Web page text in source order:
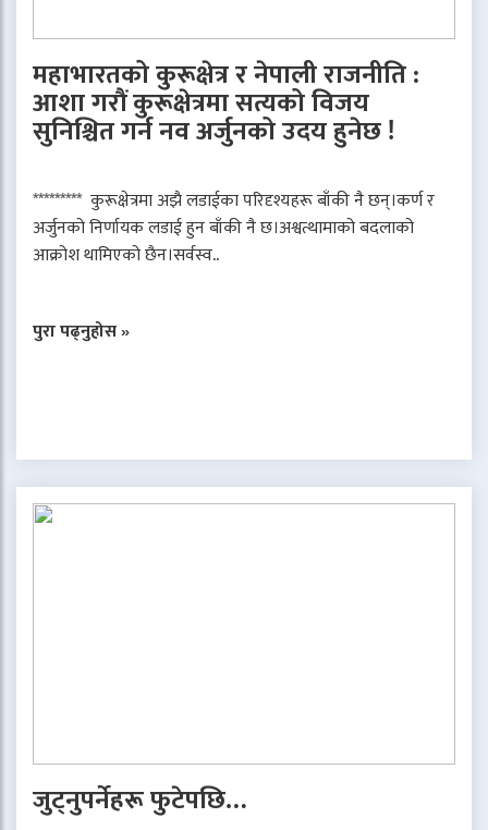
महाभारतको कुरूक्षेत्र र नेपाली राजनीति :
आशा गरौं कुरूक्षेत्रमा सत्यको विजय
सुनिश्चित गर्न नव अर्जुनको उदय हुनेछ !
********* कुरूक्षेत्रमा अझै लडाईका परिदृश्यहरू बाँकी नै छन्।कर्ण र
अर्जुनको निर्णायक लडाई हुन बाँकी नै छ।अश्वत्थामाको बदलाको
आक्रोश थामिएको छैन।सर्वस्व..
पुरा पढ्नुहोस »
जुट्नुपर्नेहरू फुटेपछि…